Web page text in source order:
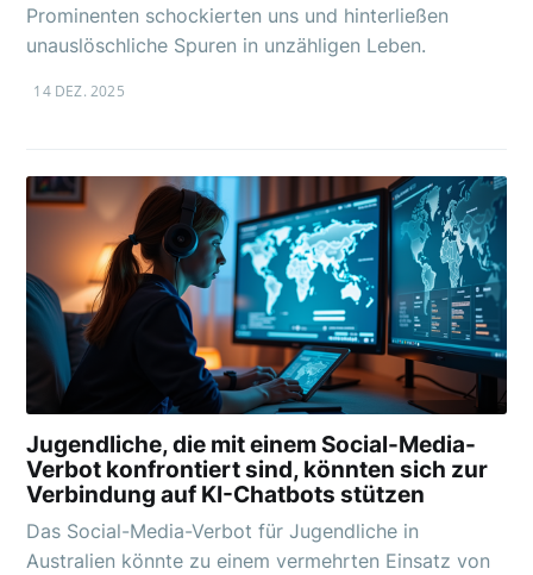
Prominenten schockierten uns und hinterließen
unauslöschliche Spuren in unzähligen Leben.
14 DEZ. 2025
Jugendliche, die mit einem Social-Media-
Verbot konfrontiert sind, könnten sich zur
Verbindung auf KI-Chatbots stützen
Das Social-Media-Verbot für Jugendliche in
Australien könnte zu einem vermehrten Einsatz von